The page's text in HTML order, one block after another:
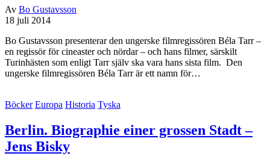
Av Bo Gustavsson
18 juli 2014
Bo Gustavsson presenterar den ungerske filmregissören Béla Tarr –
en regissör för cineaster och nördar – och hans filmer, särskilt
Turinhästen som enligt Tarr själv ska vara hans sista film. Den
ungerske filmregissören Béla Tarr är ett namn för…
Böcker Europa Historia Tyska
Berlin. Biographie einer grossen Stadt –
Jens Bisky